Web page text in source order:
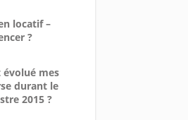
locatif –
?
mes
durant le
2015 ?